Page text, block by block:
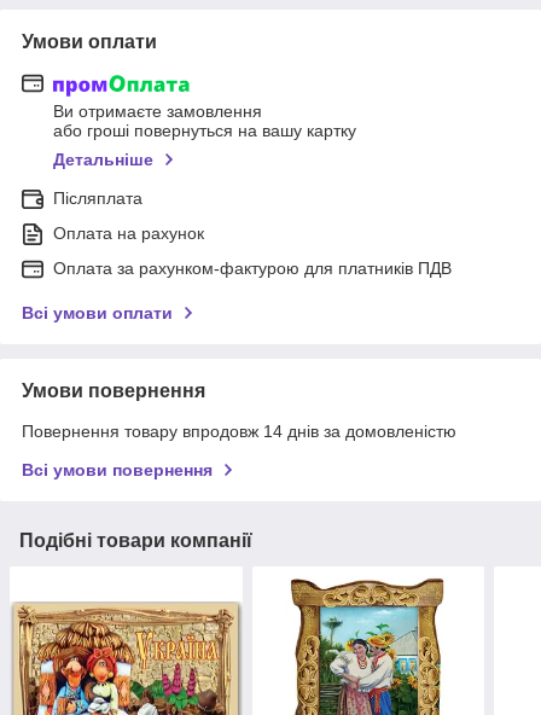
Умови оплати
Ви отримаєте замовлення
або гроші повернуться на вашу картку
Детальніше
Післяплата
Оплата на рахунок
Оплата за рахунком-фактурою для платників ПДВ
Всі умови оплати
Умови повернення
Повернення товару впродовж 14 днів за домовленістю
Всі умови повернення
Подібні товари компанії